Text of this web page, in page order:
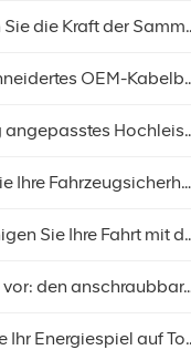
echter XT60U XT60 XT60H-F/M-Steckverbinder
Zweiloch-Ladekabel für Autokühlschränke!
für den Zigarettenanzünder im Auto für den Kühlschrank – Ihre ultimative Gleichstromlösung
mit dem mittelgroßen, wasserdichten Kabelbaum für Flachsicherungshalter
mit dem anschraubbaren Kfz-Sicherungshalter!
Sicherungshalter mit großem Flachstecker: Die Zukunft der Stromsicherheit
dem neuen roten und schwarzen Energy-to-O-Typ-Klemmendraht mit 14 AWG!